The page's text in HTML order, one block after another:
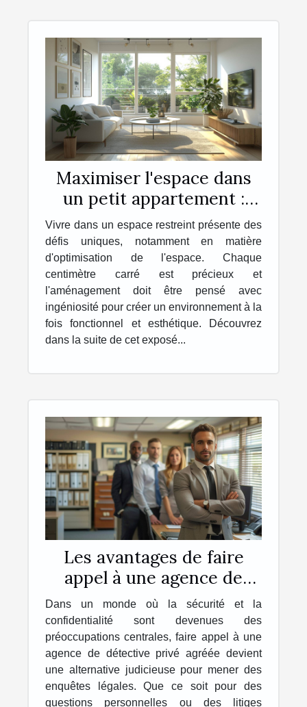
Maximiser l'espace dans
un petit appartement :
astuces et conseils
Vivre dans un espace restreint présente des
défis uniques, notamment en matière
d'optimisation de l'espace. Chaque
centimètre carré est précieux et
l'aménagement doit être pensé avec
ingéniosité pour créer un environnement à la
fois fonctionnel et esthétique. Découvrez
dans la suite de cet exposé...
Les avantages de faire
appel à une agence de
détective privé agréée
pour des enquêtes légales
Dans un monde où la sécurité et la
confidentialité sont devenues des
préoccupations centrales, faire appel à une
agence de détective privé agréée devient
une alternative judicieuse pour mener des
enquêtes légales. Que ce soit pour des
questions personnelles ou des litiges